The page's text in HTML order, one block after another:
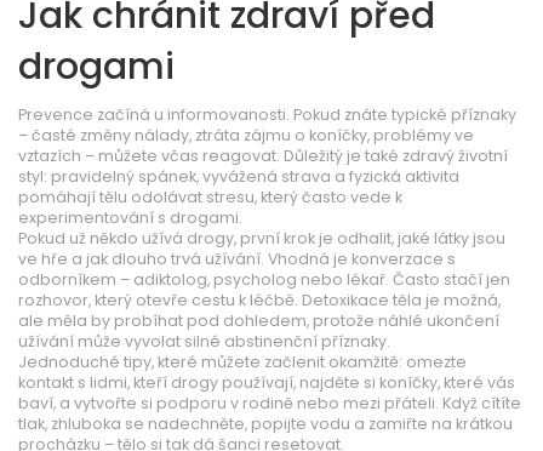
Jak chránit zdraví před
drogami
Prevence začíná u informovanosti. Pokud znáte typické příznaky
– časté změny nálady, ztráta zájmu o koníčky, problémy ve
vztazích – můžete včas reagovat. Důležitý je také zdravý životní
styl: pravidelný spánek, vyvážená strava a fyzická aktivita
pomáhají tělu odolávat stresu, který často vede k
experimentování s drogami.
Pokud už někdo užívá drogy, první krok je odhalit, jaké látky jsou
ve hře a jak dlouho trvá užívání. Vhodná je konverzace s
odborníkem – adiktolog, psycholog nebo lékař. Často stačí jen
rozhovor, který otevře cestu k léčbě. Detoxikace těla je možná,
ale měla by probíhat pod dohledem, protože náhlé ukončení
užívání může vyvolat silné abstinenční příznaky.
Jednoduché tipy, které můžete začlenit okamžitě: omezte
kontakt s lidmi, kteří drogy používají, najděte si koníčky, které vás
baví, a vytvořte si podporu v rodině nebo mezi přáteli. Když cítíte
tlak, zhluboka se nadechněte, popijte vodu a zamiřte na krátkou
procházku – tělo si tak dá šanci resetovat.